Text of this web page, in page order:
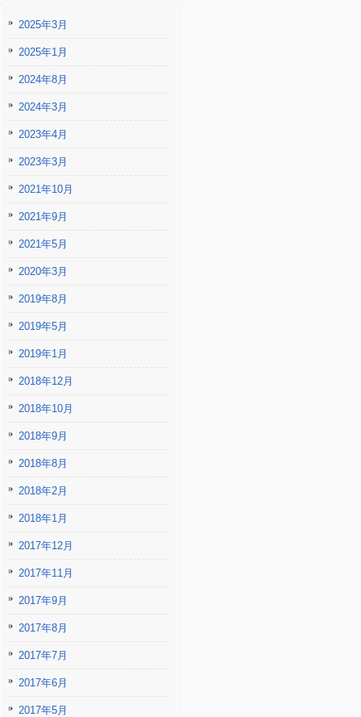
2025年3月
2025年1月
2024年8月
2024年3月
2023年4月
2023年3月
2021年10月
2021年9月
2021年5月
2020年3月
2019年8月
2019年5月
2019年1月
2018年12月
2018年10月
2018年9月
2018年8月
2018年2月
2018年1月
2017年12月
2017年11月
2017年9月
2017年8月
2017年7月
2017年6月
2017年5月